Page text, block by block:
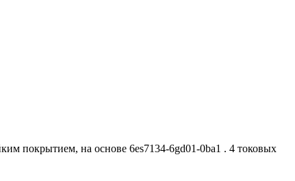
покрытием, на основе 6es7134-6gd01-0ba1 . 4 токовых